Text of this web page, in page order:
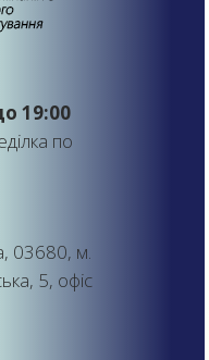
19:00
по
03680, м.
5, офіс